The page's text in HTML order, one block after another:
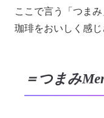
ここで言う「つま
珈琲をおいしく感
＝つまみ